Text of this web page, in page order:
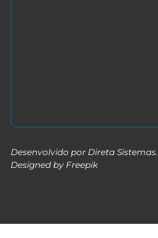
Desenvolvido por Direta Sistemas
Designed by Freepik